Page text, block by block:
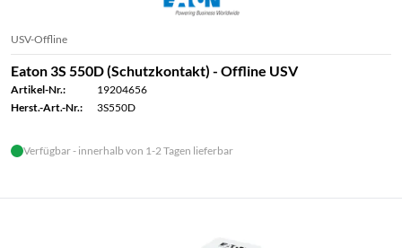
USV-Offline
Eaton 3S 550D (Schutzkontakt) - Offline USV
Artikel-Nr.:
19204656
Herst.-Art.-Nr.:
3S550D
Verfügbar - innerhalb von 1-2 Tagen lieferbar